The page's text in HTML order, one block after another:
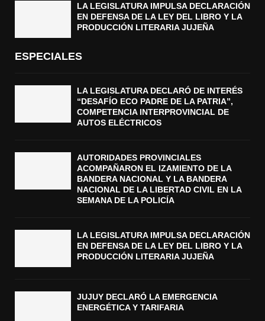
LA LEGISLATURA IMPULSA DECLARACIÓN
EN DEFENSA DE LA LEY DEL LIBRO Y LA
PRODUCCIÓN LITERARIA JUJEÑA
ESPECIALES
LA LEGISLATURA DECLARÓ DE INTERÉS
“DESAFÍO ECO PADRE DE LA PATRIA”,
COMPETENCIA INTERPROVINCIAL DE
AUTOS ELÉCTRICOS
AUTORIDADES PROVINCIALES
ACOMPAÑARON EL IZAMIENTO DE LA
BANDERA NACIONAL Y LA BANDERA
NACIONAL DE LA LIBERTAD CIVIL EN LA
SEMANA DE LA POLICÍA
LA LEGISLATURA IMPULSA DECLARACIÓN
EN DEFENSA DE LA LEY DEL LIBRO Y LA
PRODUCCIÓN LITERARIA JUJEÑA
JUJUY DECLARÓ LA EMERGENCIA
ENERGÉTICA Y TARIFARIA